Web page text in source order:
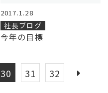
2017.1.28
社長ブログ
今年の目標
30 31 32